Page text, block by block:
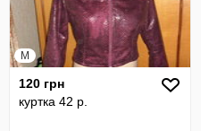
M
120 грн
куртка 42 р.